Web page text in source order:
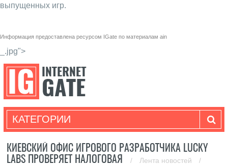
выпущенных игр.
Информация предоставлена ресурсом IGate по материалам ain
_.jpg">
КАТЕГОРИИ
КИЕВСКИЙ ОФИС ИГРОВОГО РАЗРАБОТЧИКА LUCKY
LABS ПРОВЕРЯЕТ НАЛОГОВАЯ
/ Лента новостей
/